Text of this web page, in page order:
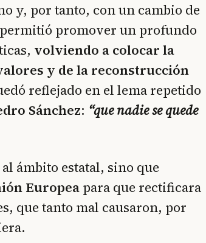
y, por tanto, con un cambio de
promover un profundo
volviendo a colocar la
y de la reconstrucción
reflejado en el lema repetido
Sánchez: “que nadie se quede
ámbito estatal, sino que
Europea para que rectificara
que tanto mal causaron, por